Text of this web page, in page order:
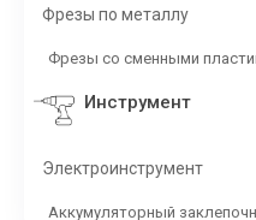
Фрезы по металлу
Фрезы со сменными
Инструмент
Электроинструмент
Аккумуляторный